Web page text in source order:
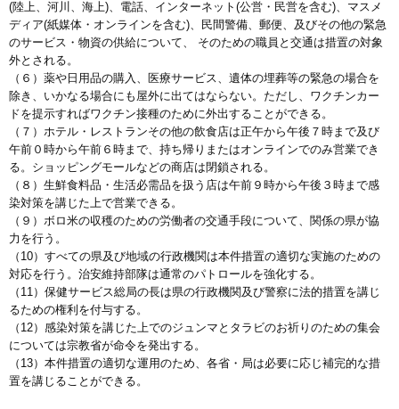
(陸上、河川、海上)、電話、インターネット(公営・民営を含む)、マスメ
ディア(紙媒体・オンラインを含む)、民間警備、郵便、及びその他の緊急
のサービス・物資の供給について、 そのための職員と交通は措置の対象
外とされる。
（６）薬や日用品の購入、医療サービス、遺体の埋葬等の緊急の場合を
除き、いかなる場合にも屋外に出てはならない。ただし、ワクチンカー
ドを提示すればワクチン接種のために外出することができる。
（７）ホテル・レストランその他の飲食店は正午から午後７時まで及び
午前０時から午前６時まで、持ち帰りまたはオンラインでのみ営業でき
る。ショッピングモールなどの商店は閉鎖される。
（８）生鮮食料品・生活必需品を扱う店は午前９時から午後３時まで感
染対策を講じた上で営業できる。
（９）ボロ米の収穫のための労働者の交通手段について、関係の県が協
力を行う。
（10）すべての県及び地域の行政機関は本件措置の適切な実施のための
対応を行う。治安維持部隊は通常のパトロールを強化する。
（11）保健サービス総局の長は県の行政機関及び警察に法的措置を講じ
るための権利を付与する。
（12）感染対策を講じた上でのジュンマとタラビのお祈りのための集会
については宗教省が命令を発出する。
（13）本件措置の適切な運用のため、各省・局は必要に応じ補完的な措
置を講じることができる。